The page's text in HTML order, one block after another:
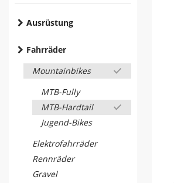
Ausrüstung
Fahrräder
Mountainbikes
MTB-Fully
MTB-Hardtail
Jugend-Bikes
Elektrofahrräder
Rennräder
Gravel